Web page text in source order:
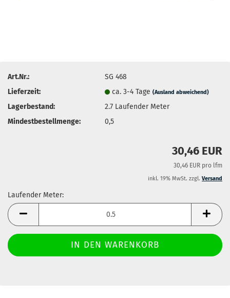
Art.Nr.:
SG 468
Lieferzeit:
ca. 3-4 Tage(Ausland abweichend)
Lagerbestand: 2.7 Laufender Meter
Mindestbestellmenge:
0,5
30,46 EUR
30,46 EUR pro lfm
inkl. 19% MwSt. zzgl. Versand
Laufender Meter:
Laufender
Meter